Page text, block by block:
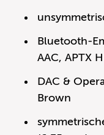
Bluetooth-
AAC, APTX
DAC &
Brown